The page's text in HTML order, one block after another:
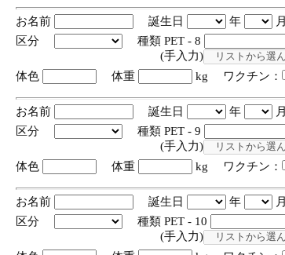
お名前 誕生日 年 月
区分
種類 PET - 8
(手入力)
体色
体重 kg ワクチン：
お名前 誕生日 年 月
区分
種類 PET - 9
(手入力)
体色
体重 kg ワクチン：
お名前 誕生日 年 月
区分
種類 PET - 10
(手入力)